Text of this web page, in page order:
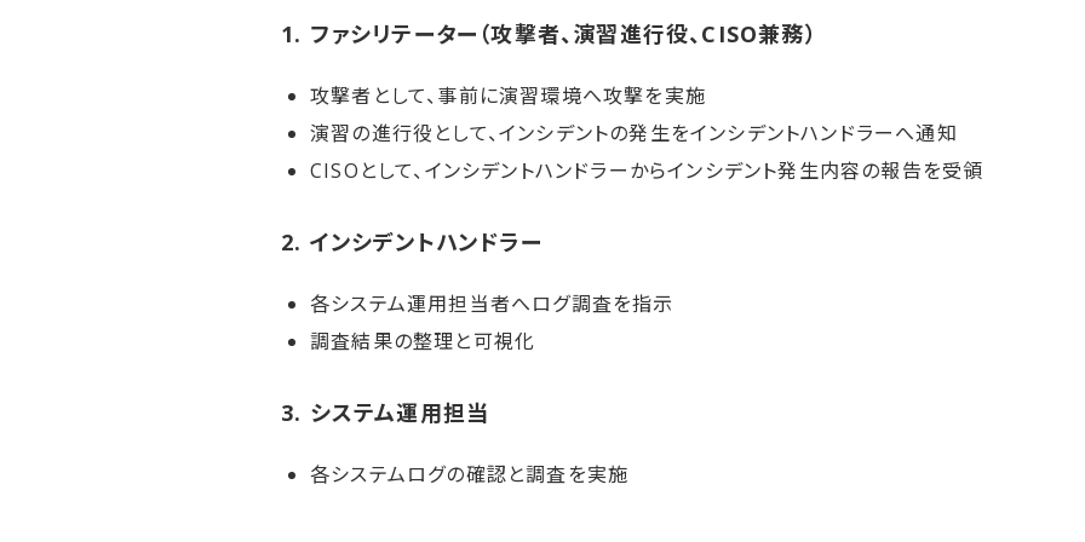
1. ファシリテーター​（攻撃者、​演習進行役、​CISO兼務）
攻撃者として、事前に演習環境へ攻撃を実施
演習の進行役として、インシデントの発生をインシデントハンドラーへ通知
CISOとして、インシデントハンドラーからインシデント発生内容の報告を受領
2. インシデントハンドラー
各システム運用担当者へログ調査を指示
調査結果の整理と可視化
3. システム運用担当
各システムログの確認と調査を実施